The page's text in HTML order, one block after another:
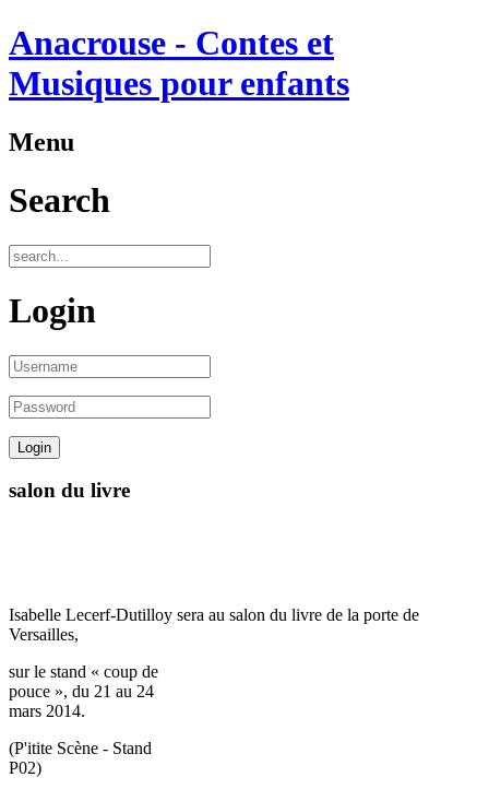
Anacrouse - Contes et
Musiques pour enfants
Menu
Search
Login
salon du livre
Isabelle Lecerf-Dutilloy sera au salon du livre de la porte de
Versailles,
sur le stand « coup de
pouce », du 21 au 24
mars 2014.
(P'itite Scène - Stand
P02)